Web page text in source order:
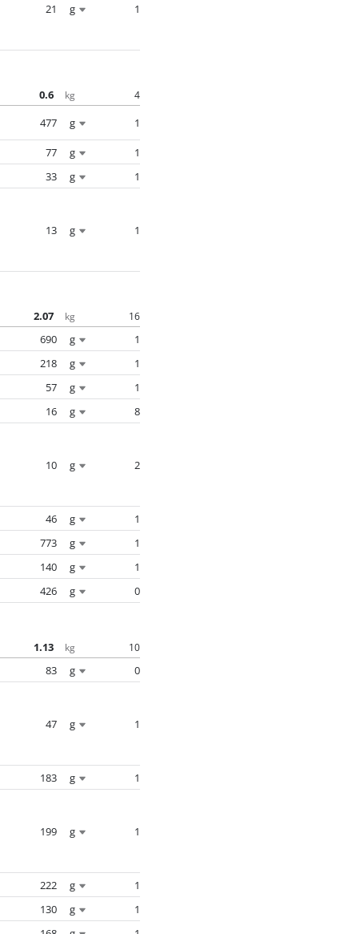
21 g 1
0.6 kg 4
477 g 1
77 g
1
33 g 1
13 g 1
2.07 kg 16
690 g
1
218 g
1
57 g
1
16 g 8
10 g 2
46 g
1
773 g
1
140 g
1
426 g 0
1.13 kg 10
83 g 0
47 g 1
183 g 1
199 g 1
222 g
1
130 g
1